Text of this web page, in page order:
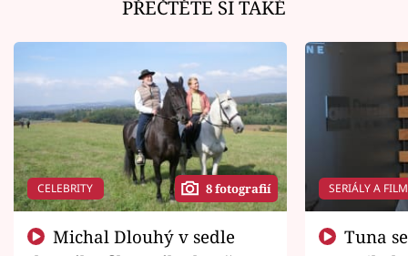
PŘEČTĚTE SI TAKÉ
CELEBRITY 8 fotografií SERIÁLY A